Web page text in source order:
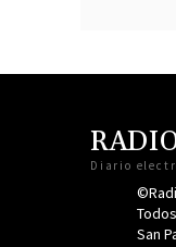
Diario
San